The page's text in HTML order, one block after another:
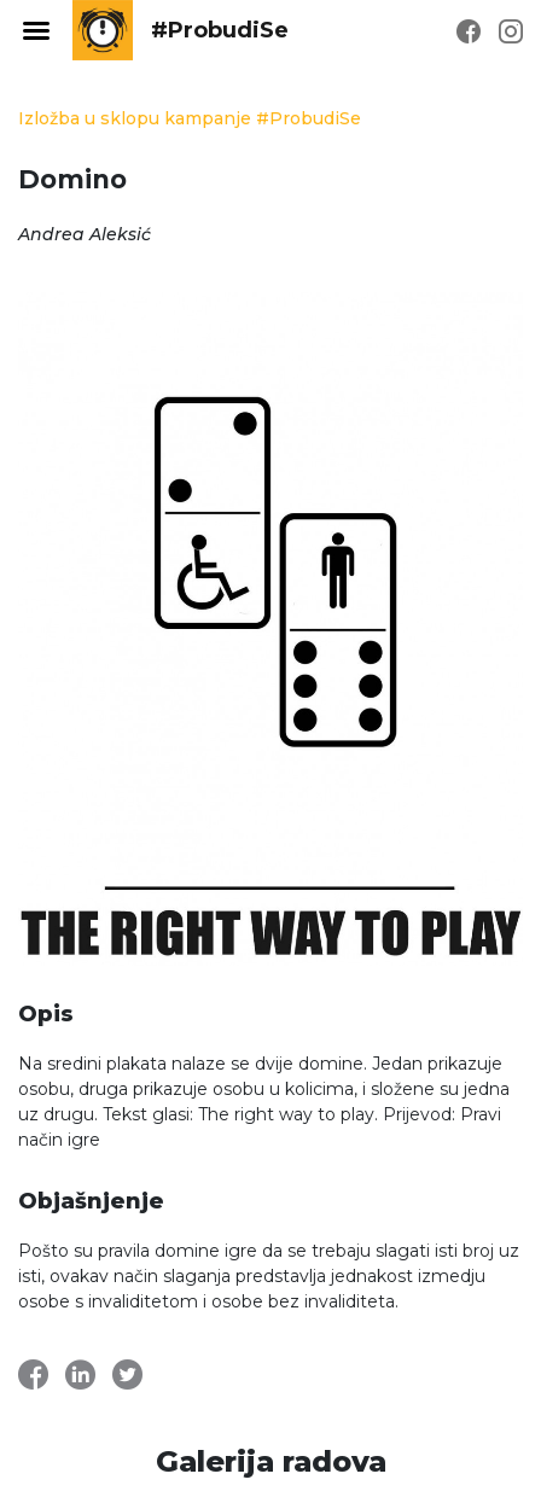
#ProbudiSe
Izložba u sklopu kampanje #ProbudiSe
Domino
Andrea Aleksić
Opis
Na sredini plakata nalaze se dvije domine. Jedan prikazuje
osobu, druga prikazuje osobu u kolicima, i složene su jedna
uz drugu. Tekst glasi: The right way to play. Prijevod: Pravi
način igre
Objašnjenje
Pošto su pravila domine igre da se trebaju slagati isti broj uz
isti, ovakav način slaganja predstavlja jednakost izmedju
osobe s invaliditetom i osobe bez invaliditeta.
Galerija radova